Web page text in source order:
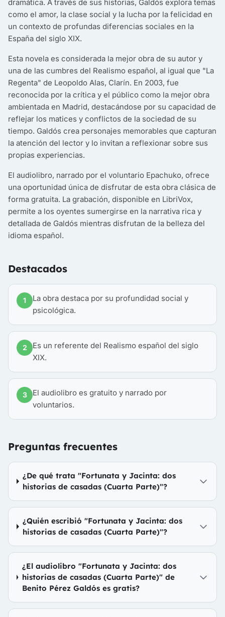
dramática. A través de sus historias, Galdós explora temas
como el amor, la clase social y la lucha por la felicidad en
un contexto de profundas diferencias sociales en la
España del siglo XIX.
Esta novela es considerada la mejor obra de su autor y
una de las cumbres del Realismo español, al igual que "La
Regenta" de Leopoldo Alas, Clarín. En 2003, fue
reconocida por la crítica y el público como la mejor obra
ambientada en Madrid, destacándose por su capacidad de
reflejar los matices y conflictos de la sociedad de su
tiempo. Galdós crea personajes memorables que capturan
la atención del lector y lo invitan a reflexionar sobre sus
propias experiencias.
El audiolibro, narrado por el voluntario Epachuko, ofrece
una oportunidad única de disfrutar de esta obra clásica de
forma gratuita. La grabación, disponible en LibriVox,
permite a los oyentes sumergirse en la narrativa rica y
detallada de Galdós mientras disfrutan de la belleza del
idioma español.
Destacados
1
La obra destaca por su profundidad social y
psicológica.
2
Es un referente del Realismo español del siglo
XIX.
3
El audiolibro es gratuito y narrado por
voluntarios.
Preguntas frecuentes
¿De qué trata "Fortunata y Jacinta: dos
historias de casadas (Cuarta Parte)"?
¿Quién escribió "Fortunata y Jacinta: dos
historias de casadas (Cuarta Parte)"?
¿El audiolibro "Fortunata y Jacinta: dos
historias de casadas (Cuarta Parte)" de
Benito Pérez Galdós es gratis?